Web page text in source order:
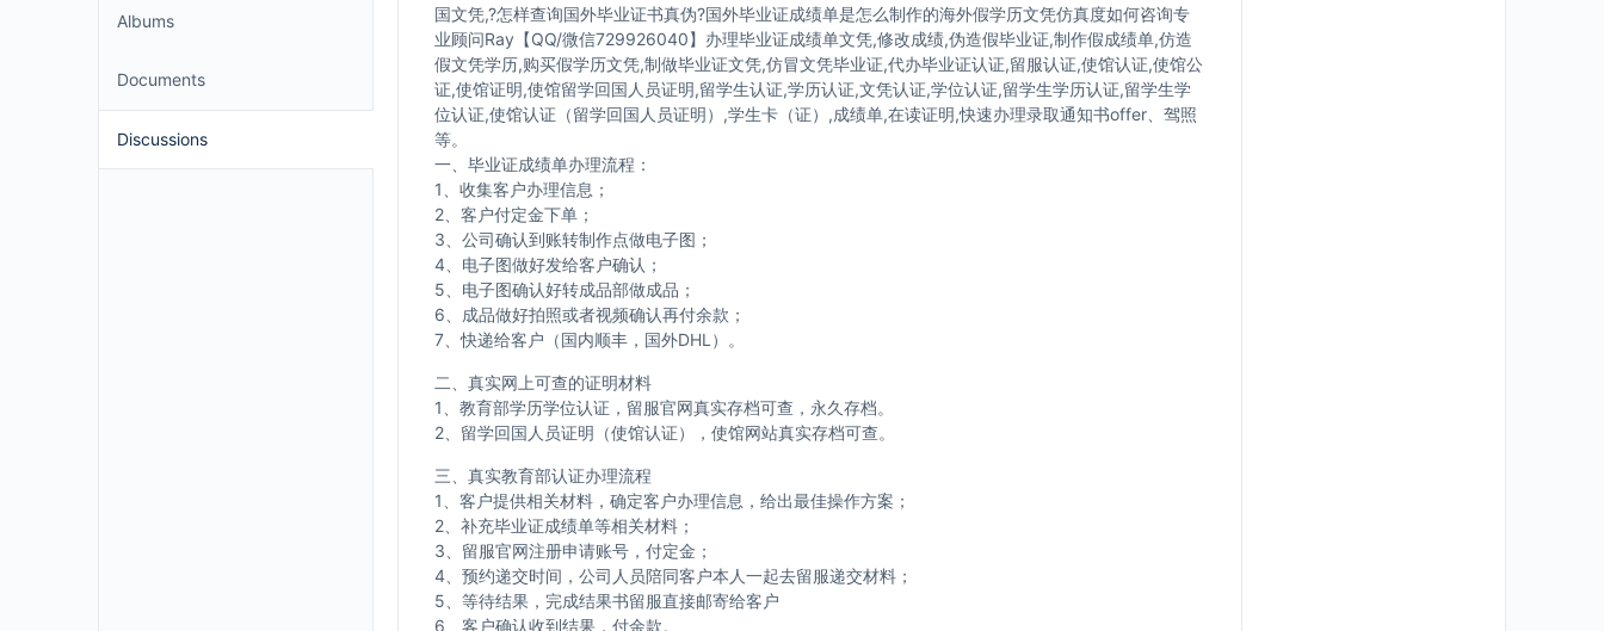
Albums
Documents
Discussions
国文凭,?怎样查询国外毕业证书真伪?国外毕业证成绩单是怎么制作的海外假学历文凭仿真度如何咨询专
业顾问Ray【QQ/微信729926040】办理毕业证成绩单文凭,修改成绩,伪造假毕业证,制作假成绩单,仿造
假文凭学历,购买假学历文凭,制做毕业证文凭,仿冒文凭毕业证,代办毕业证认证,留服认证,使馆认证,使馆公
证,使馆证明,使馆留学回国人员证明,留学生认证,学历认证,文凭认证,学位认证,留学生学历认证,留学生学
位认证,使馆认证（留学回国人员证明）,学生卡（证）,成绩单,在读证明,快速办理录取通知书offer、驾照
等。
一、毕业证成绩单办理流程：
1、收集客户办理信息；
2、客户付定金下单；
3、公司确认到账转制作点做电子图；
4、电子图做好发给客户确认；
5、电子图确认好转成品部做成品；
6、成品做好拍照或者视频确认再付余款；
7、快递给客户（国内顺丰，国外DHL）。
二、真实网上可查的证明材料
1、教育部学历学位认证，留服官网真实存档可查，永久存档。
2、留学回国人员证明（使馆认证），使馆网站真实存档可查。
三、真实教育部认证办理流程
1、客户提供相关材料，确定客户办理信息，给出最佳操作方案；
2、补充毕业证成绩单等相关材料；
3、留服官网注册申请账号，付定金；
4、预约递交时间，公司人员陪同客户本人一起去留服递交材料；
5、等待结果，完成结果书留服直接邮寄给客户
6、客户确认收到结果，付余款。